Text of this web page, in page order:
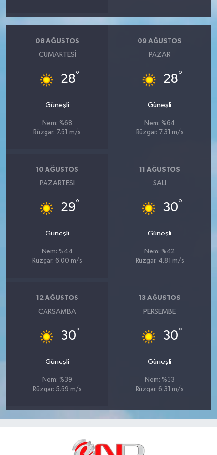
08 AĞUSTOS
CUMARTESI
28°
Güneşli
Nem: %68
Rüzgar: 7.61 m/s
09 AĞUSTOS
PAZAR
28°
Güneşli
Nem: %64
Rüzgar: 7.31 m/s
10 AĞUSTOS
PAZARTESI
29°
Güneşli
Nem: %44
Rüzgar: 6.00 m/s
11 AĞUSTOS
SALI
30°
Güneşli
Nem: %42
Rüzgar: 4.81 m/s
12 AĞUSTOS
ÇARŞAMBA
30°
Güneşli
Nem: %39
Rüzgar: 5.69 m/s
13 AĞUSTOS
PERŞEMBE
30°
Güneşli
Nem: %33
Rüzgar: 6.31 m/s